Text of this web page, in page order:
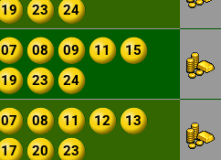
19 23 24
07 08 09 11
15
19 23 24
07 08 11 12
13
17 20 23